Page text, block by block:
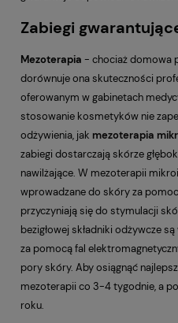
Zabiegi
Mezoterapia - chociaż domowa
dorównuje ona skuteczności
oferowanym w gabinetach
stosowanie kosmetyków nie
odżywienia, jak mezoterapia
zabiegi dostarczają skórze
nawilżające. W mezoterapii
wprowadzane do skóry za
przyczyniają się do stymulacji
bezigłowej składniki odżywcze
za pomocą fal
pory skóry. Aby osiągnąć
mezoterapii co 3-4 tygodnie, a
roku.